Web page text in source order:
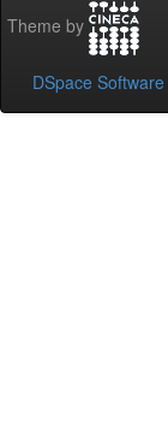
Theme by
DSpace Software